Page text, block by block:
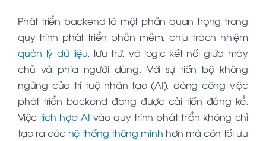
Phát triển backend là một phần quan trọng trong
quy trình phát triển phần mềm, chịu trách nhiệm
quản lý dữ liệu, lưu trữ, và logic kết nối giữa máy
chủ và phía người dùng. Với sự tiến bộ không
ngừng của trí tuệ nhân tạo (AI), dòng công việc
phát triển backend đang được cải tiến đáng kể.
Việc tích hợp AI vào quy trình phát triển không chỉ
tạo ra các hệ thống thông minh hơn mà còn tối ưu